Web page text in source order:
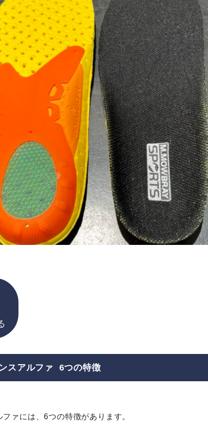
スアルファ 6つの特徴
ァには、6つの特徴があります。